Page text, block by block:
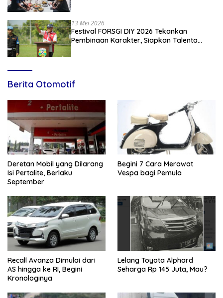
13 Mei 2026
Festival FORSGI DIY 2026 Tekankan
Pembinaan Karakter, Siapkan Talenta
Berita Otomotif
Deretan Mobil yang Dilarang
Isi Pertalite, Berlaku
September
Begini 7 Cara Merawat
Vespa bagi Pemula
Recall Avanza Dimulai dari
AS hingga ke RI, Begini
Kronologinya
Lelang Toyota Alphard
Seharga Rp 145 Juta, Mau?